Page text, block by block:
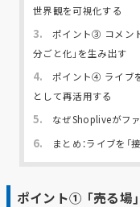
世界観を可視化する
3.
ポイント③ コメン
分ごと化」を生み出す
4.
ポイント④ ライブ
として再活用する
5. なぜShopliveがフ
6. まとめ：ライブを「
ポイント① 「売る場